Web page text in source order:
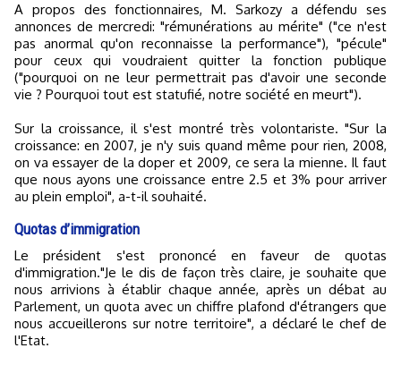
A propos des fonctionnaires, M. Sarkozy a défendu ses
annonces de mercredi: "rémunérations au mérite" ("ce n'est
pas anormal qu'on reconnaisse la performance"), "pécule"
pour ceux qui voudraient quitter la fonction publique
("pourquoi on ne leur permettrait pas d'avoir une seconde
vie ? Pourquoi tout est statufié, notre société en meurt").
Sur la croissance, il s'est montré très volontariste. "Sur la
croissance: en 2007, je n'y suis quand même pour rien, 2008,
on va essayer de la doper et 2009, ce sera la mienne. Il faut
que nous ayons une croissance entre 2.5 et 3% pour arriver
au plein emploi", a-t-il souhaité.
Quotas d’immigration
Le président s'est prononcé en faveur de quotas
d'immigration."Je le dis de façon très claire, je souhaite que
nous arrivions à établir chaque année, après un débat au
Parlement, un quota avec un chiffre plafond d'étrangers que
nous accueillerons sur notre territoire", a déclaré le chef de
l'Etat.